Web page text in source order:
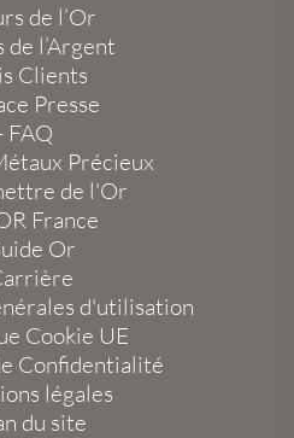
de l’Or
de l’Argent
Clients
Presse
FAQ
Précieux
de l'Or
France
Or
d'utilisation
Cookie UE
Confidentialité
légales
du site